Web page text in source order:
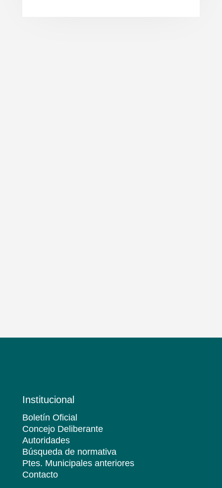
Institucional
Boletín Oficial
Concejo Deliberante
Autoridades
Búsqueda de normativa
Ptes. Municipales anteriores
Contacto